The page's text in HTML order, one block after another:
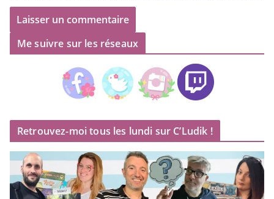
Me suivre sur les réseaux
Retrouvez-moi tous les lundi sur C’Ludik !